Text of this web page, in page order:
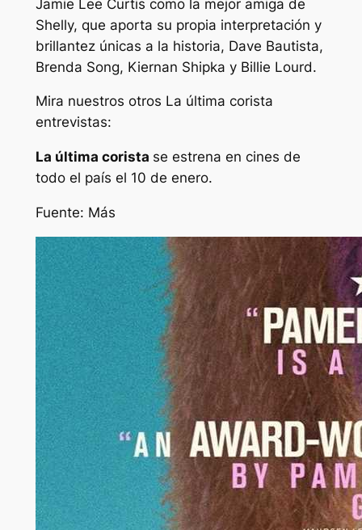
Jamie Lee Curtis como la mejor amiga de
Shelly, que aporta su propia interpretación y
brillantez únicas a la historia, Dave Bautista,
Brenda Song, Kiernan Shipka y Billie Lourd.
Mira nuestros otros La última corista
entrevistas:
La última corista se estrena en cines de
todo el país el 10 de enero.
Fuente: Más